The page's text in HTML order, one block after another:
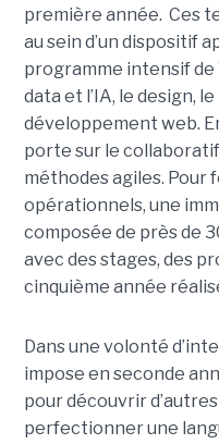
première année. Ces
au sein d’un dispositif
programme intensif de
data et l’IA, le design,
développement web.
porte sur le
méthodes agiles. Pour
opérationnels, une
composée de près de
avec des stages, des
cinquième année
Dans une volonté
impose en seconde
pour découvrir
perfectionner une